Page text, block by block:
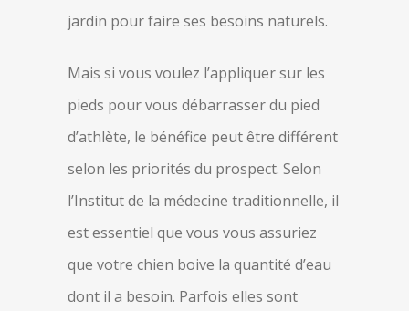
jardin pour faire ses besoins naturels.
Mais si vous voulez l’appliquer sur les
pieds pour vous débarrasser du pied
d’athlète, le bénéfice peut être différent
selon les priorités du prospect. Selon
l’Institut de la médecine traditionnelle, il
est essentiel que vous vous assuriez
que votre chien boive la quantité d’eau
dont il a besoin. Parfois elles sont